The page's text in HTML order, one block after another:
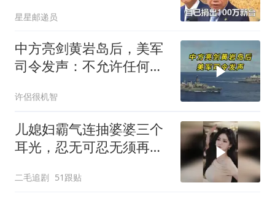
星星邮递员
中方亮剑黄岩岛后，美军
司令发声：不允许任何国
许侶很机智
儿媳妇霸气连抽婆婆三个
耳光，忍无可忍无须再
二毛追剧 51跟贴